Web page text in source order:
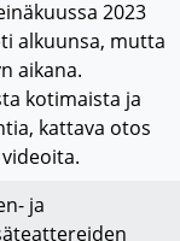
2023
alkuunsa, mutta
aikana.
kotimaista ja
kattava otos
ja